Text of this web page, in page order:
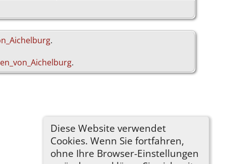
Diese Website verwendet
Cookies. Wenn Sie fortfahren,
ohne Ihre Browser-Einstellungen
.
.